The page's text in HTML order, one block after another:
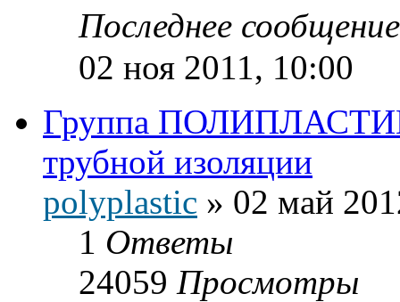
Последнее
02 ноя 2011, 10:00
Группа
трубной изоляции
polyplastic » 02 май
1 Ответы
24059 Просмотры